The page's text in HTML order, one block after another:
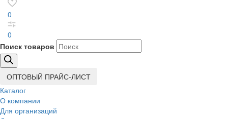
0
0
Поиск товаров
ОПТОВЫЙ ПРАЙС-ЛИСТ
Каталог
О компании
Для организаций